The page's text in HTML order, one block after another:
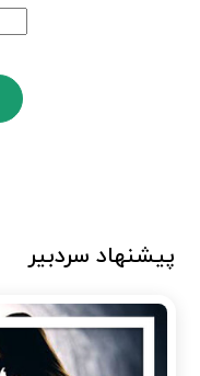
پیشنهاد سردبیر